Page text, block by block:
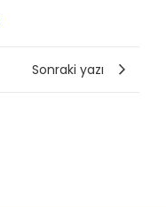
Sonraki yazı